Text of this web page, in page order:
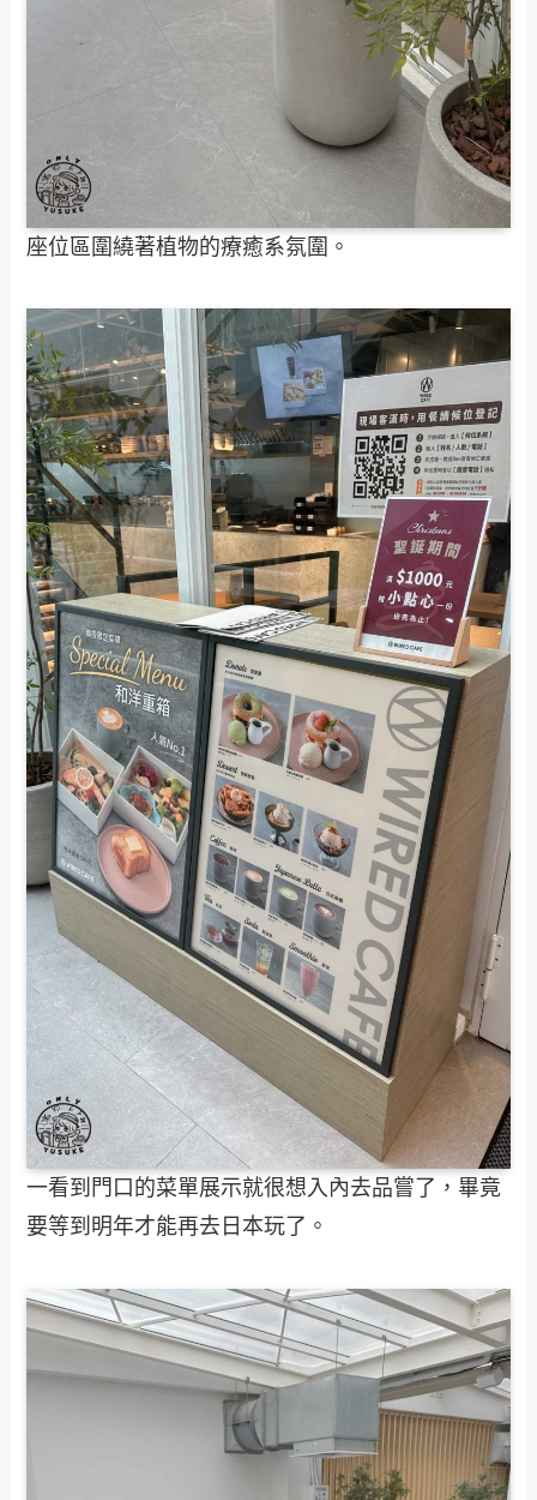
座位區圍繞著植物的療癒系氛圍。
一看到門口的菜單展示就很想入內去品嘗了，畢竟
要等到明年才能再去日本玩了。